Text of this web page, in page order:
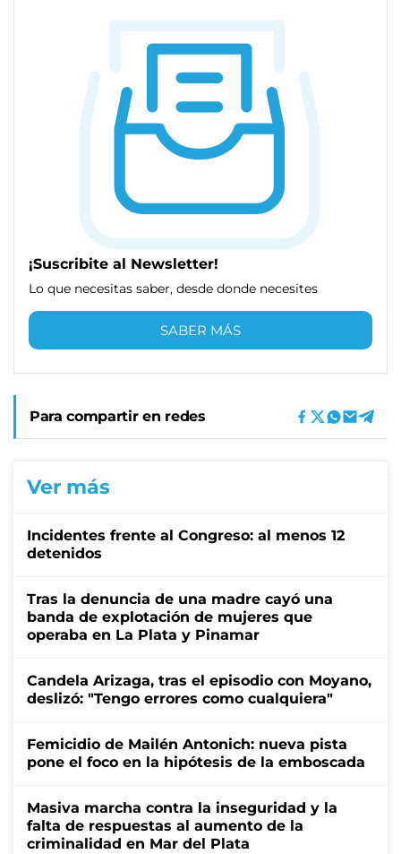
¡Suscribite al Newsletter!
Lo que necesitas saber, desde donde necesites
SABER MÁS
Para compartir en redes
Ver más
Incidentes frente al Congreso: al menos 12
detenidos
Tras la denuncia de una madre cayó una
banda de explotación de mujeres que
operaba en La Plata y Pinamar
Candela Arizaga, tras el episodio con Moyano,
deslizó: "Tengo errores como cualquiera"
Femicidio de Mailén Antonich: nueva pista
pone el foco en la hipótesis de la emboscada
Masiva marcha contra la inseguridad y la
falta de respuestas al aumento de la
criminalidad en Mar del Plata